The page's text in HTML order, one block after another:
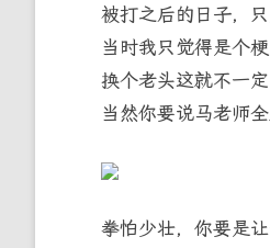
被打之后的日子，
当时我只觉得是个
换个老头这就不一
当然你要说马老师
拳怕少壮，你要是